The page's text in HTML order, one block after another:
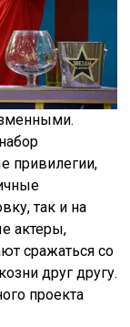
привилегии,
так и на
актеры,
сражаться со
друг другу.
проекта